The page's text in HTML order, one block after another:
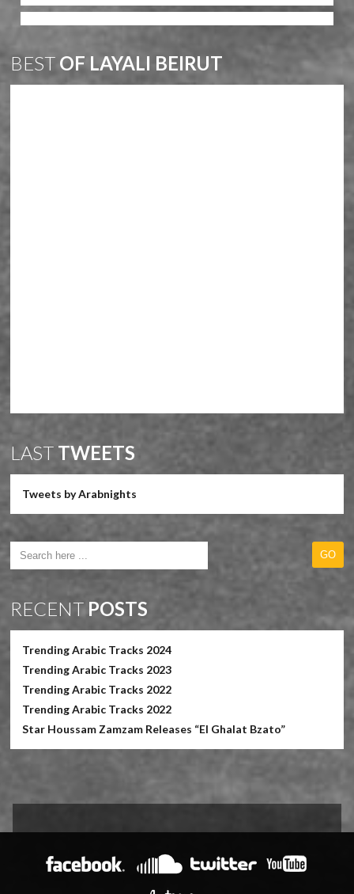
BEST OF LAYALI BEIRUT
LAST TWEETS
Tweets by Arabnights
RECENTPOSTS
Trending Arabic Tracks 2024
Trending Arabic Tracks 2023
Trending Arabic Tracks 2022
Trending Arabic Tracks 2022
Star Houssam Zamzam Releases “El Ghalat Bzato”